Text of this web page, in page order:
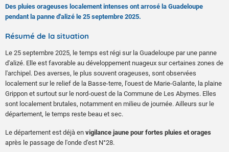
Des pluies orageuses localement intenses ont arrosé la Guadeloupe
pendant la panne d'alizé le 25 septembre 2025.
Résumé de la situation
Le 25 septembre 2025, le temps est régi sur la Guadeloupe par une panne
d'alizé. Elle est favorable au développement nuageux sur certaines zones de
l'archipel. Des averses, le plus souvent orageuses, sont observées
localement sur le relief de la Basse-terre, l'ouest de Marie-Galante, la plaine
Grippon et surtout sur le nord-ouest de la Commune de Les Abymes. Elles
sont localement brutales, notamment en milieu de journée. Ailleurs sur le
département, le temps reste beau et sec.
Le département est déjà en vigilance jaune pour fortes pluies et orages
après le passage de l'onde d'est N°28.